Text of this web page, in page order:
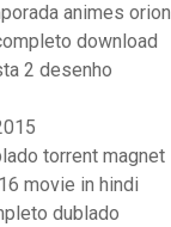
animes orion
download
2 desenho
torrent magnet
movie in hindi
dublado